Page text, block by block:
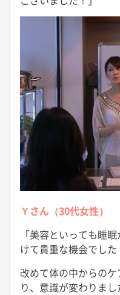
Ｙさん（30代女性）
「美容といっても睡
けて貴重な機会でした
改めて体の中からの
り、意識が変わりまし